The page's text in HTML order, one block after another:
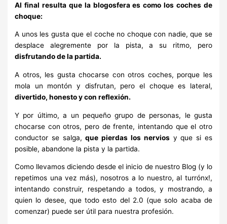
Al final resulta que la blogosfera es como los coches de
choque:
A unos les gusta que el coche no choque con nadie, que se
desplace alegremente por la pista, a su ritmo, pero
disfrutando de la partida.
A otros, les gusta chocarse con otros coches, porque les
mola un montón y disfrutan, pero el choque es lateral,
divertido, honesto y con reflexión.
Y por último, a un pequeño grupo de personas, le gusta
chocarse con otros, pero de frente, intentando que el otro
conductor se salga,que pierdas los nerviosy que si es
posible, abandone la pista y la partida.
Como llevamos diciendo desde el inicio de nuestro Blog (y lo
repetimos una vez más), nosotros a lo nuestro, al turrónx!,
intentando construir, respetando a todos, y mostrando, a
quien lo desee, que todo esto del 2.0 (que solo acaba de
comenzar) puede ser útil para nuestra profesión.